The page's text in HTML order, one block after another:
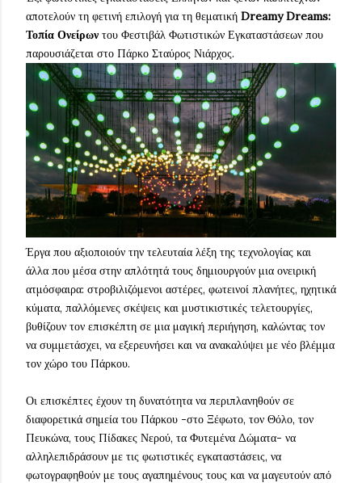
αποτελούν τη φετινή επιλογή για τη θεματική Dreamy Dreams:
Τοπία Ονείρων του Φεστιβάλ Φωτιστικών Εγκαταστάσεων που
παρουσιάζεται στο Πάρκο Σταύρος Νιάρχος.
Έργα που αξιοποιούν την τελευταία λέξη της τεχνολογίας και
άλλα που μέσα στην απλότητά τους δημιουργούν μια ονειρική
ατμόσφαιρα: στροβιλιζόμενοι αστέρες, φωτεινοί πλανήτες, ηχητικά
κύματα, παλλόμενες σκέψεις και μυστικιστικές τελετουργίες,
βυθίζουν τον επισκέπτη σε μια μαγική περιήγηση, καλώντας τον
να συμμετάσχει, να εξερευνήσει και να ανακαλύψει με νέο βλέμμα
τον χώρο του Πάρκου.
Οι επισκέπτες έχουν τη δυνατότητα να περιπλανηθούν σε
διαφορετικά σημεία του Πάρκου -στο Ξέφωτο, τον Θόλο, τον
Πευκώνα, τους Πίδακες Νερού, τα Φυτεμένα Δώματα- να
αλληλεπιδράσουν με τις φωτιστικές εγκαταστάσεις, να
φωτογραφηθούν με τους αγαπημένους τους και να μαγευτούν από